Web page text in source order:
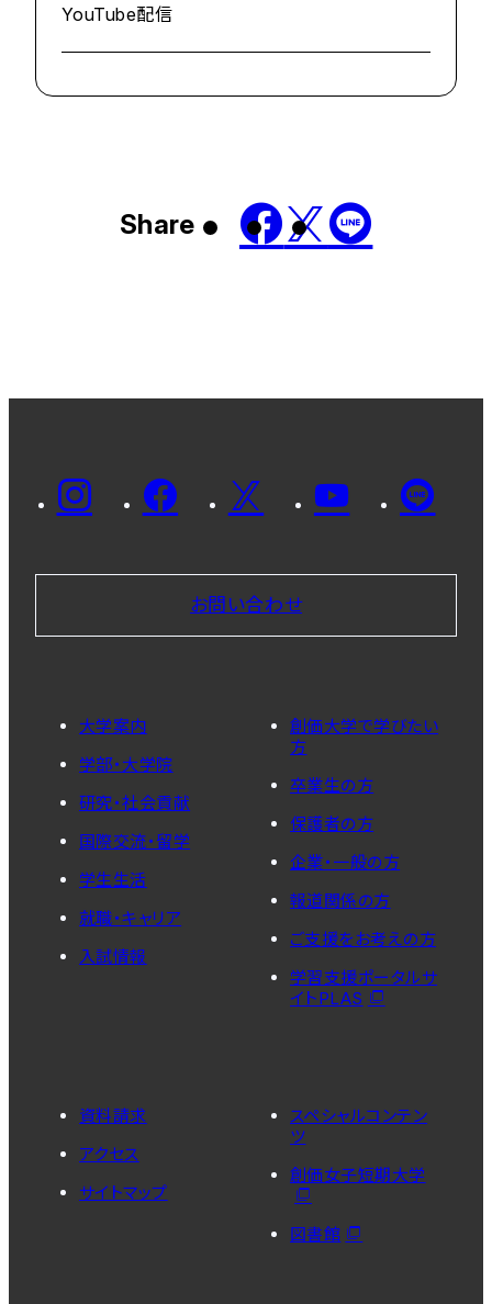
YouTube配信
Share
お問い合わせ
大学案内
学部・大学院
研究・社会貢献
国際交流・留学
学生生活
就職・キャリア
入試情報
創価大学で学びたい
方
卒業生の方
保護者の方
企業・一般の方
報道関係の方
ご支援をお考えの方
学習支援ポータルサ
イトPLAS
資料請求
アクセス
サイトマップ
スペシャルコンテン
ツ
創価女子短期大学
図書館